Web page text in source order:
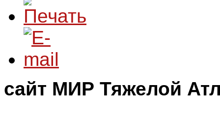
сайт МИР Тяжелой